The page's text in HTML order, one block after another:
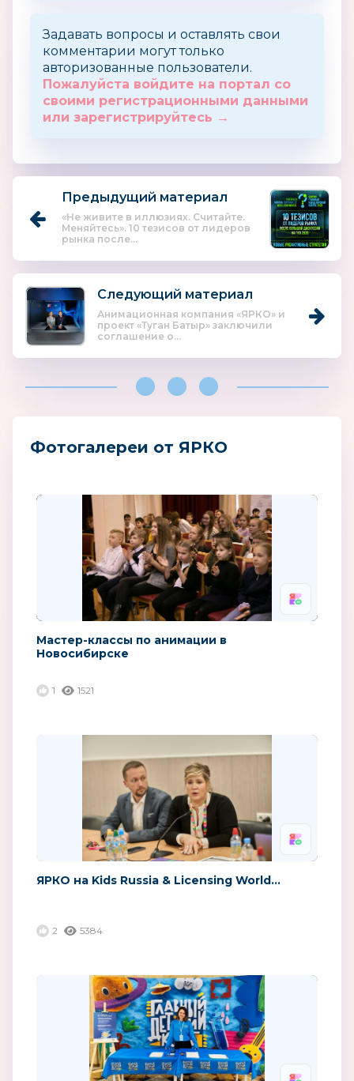
Задавать вопросы и оставлять свои
комментарии могут только
авторизованные пользователи.
Пожалуйста войдите на портал со
своими регистрационными данными
или зарегистрируйтесь →
Предыдущий материал
«Не живите в иллюзиях. Считайте.
Меняйтесь». 10 тезисов от лидеров
рынка после...
Следующий материал
Анимационная компания «ЯРКО» и
проект «Туган Батыр» заключили
соглашение о...
Фотогалереи от ЯРКО
Мастер-классы по анимации в
Новосибирске
1 1521
ЯРКО на Kids Russia & Licensing World...
2 5384